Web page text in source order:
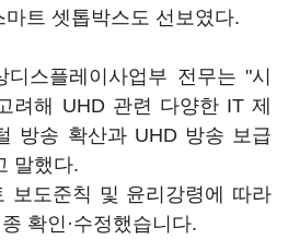
트 셋톱박스도 선보였다.
스플레이사업부 전무는 "시
려해 UHD 관련 다양한 IT 제
방송 확산과 UHD 방송 보급
말했다.
보도준칙 및 윤리강령에 따라
확인·수정했습니다.